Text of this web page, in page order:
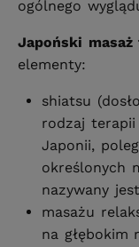
ogólnego
Japoński
elementy:
shiatsu
rodzaj terapii
Japonii,
określonych
nazywany
masażu
na głębokim